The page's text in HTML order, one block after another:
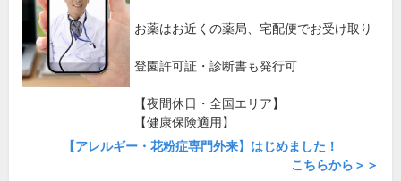
お薬はお近くの薬局、宅配便でお受け取り
登園許可証・診断書も発行可
【夜間休日・全国エリア】
【健康保険適用】
【アレルギー・花粉症専門外来】はじめました！
こちらから＞＞